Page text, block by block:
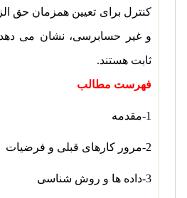
کنترل برای تعیین همزمان حق
و غیر حسابرسی، نشان می دهد
ثابت هستند.
فهرست مطالب
1-مقدمه
2-مرور کارهای قبلی و فرضیات
3-داده ها و روش شناسی